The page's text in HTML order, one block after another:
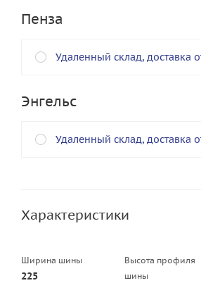
Пенза
Удаленный склад, доставка
Энгельс
Удаленный склад, доставка
Характеристики
Ширина шины
225
Высота профиля
шины